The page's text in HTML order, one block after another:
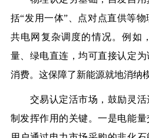
括“发用一体”、点对点直供等
共电网复杂调度的情况。例如
量、绿电直连，均可直接认定
消费。这保障了新能源就地消纳
交易认定活市场，鼓励灵活
制发挥作用的关键。一是电能